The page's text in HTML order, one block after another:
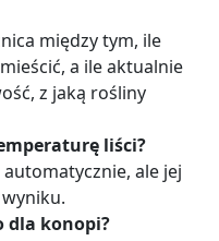
między tym, ile
a ile aktualnie
z jaką rośliny
liści?
ale jej
dla konopi?